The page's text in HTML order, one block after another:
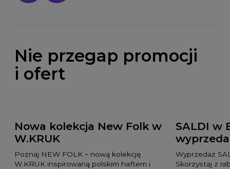
Nie przegap promocji
i ofert
Nowa kolekcja New Folk w
W.KRUK
Poznaj NEW FOLK – nową kolekcję
W.KRUK inspirowaną polskim haftem i
SALDI w
Wyprzedaż
Skorzystaj z